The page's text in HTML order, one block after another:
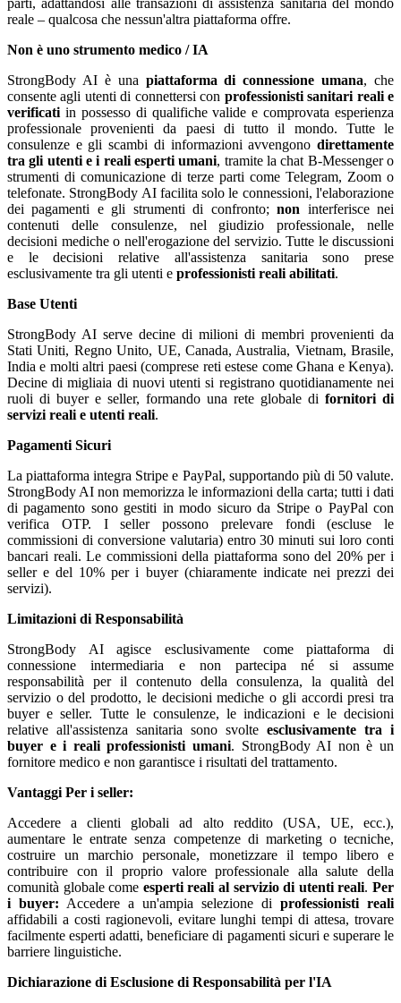
reale – qualcosa che nessun'altra piattaforma offre.
Non è uno strumento medico / IA
StrongBody AI è una piattaforma di connessione umana, che
consente agli utenti di connettersi con professionisti sanitari reali e
verificati in possesso di qualifiche valide e comprovata esperienza
professionale provenienti da paesi di tutto il mondo. Tutte le
consulenze e gli scambi di informazioni avvengono direttamente
tra gli utenti e i reali esperti umani, tramite la chat B-Messenger o
strumenti di comunicazione di terze parti come Telegram, Zoom o
telefonate. StrongBody AI facilita solo le connessioni, l'elaborazione
dei pagamenti e gli strumenti di confronto;non interferisce nei
contenuti delle consulenze, nel giudizio professionale, nelle
decisioni mediche o nell'erogazione del servizio. Tutte le discussioni
e le decisioni relative all'assistenza sanitaria sono prese
esclusivamente tra gli utenti e professionisti reali abilitati.
Base Utenti
StrongBody AI serve decine di milioni di membri provenienti da
Stati Uniti, Regno Unito, UE, Canada, Australia, Vietnam, Brasile,
India e molti altri paesi (comprese reti estese come Ghana e Kenya).
Decine di migliaia di nuovi utenti si registrano quotidianamente nei
ruoli di buyer e seller, formando una rete globale di fornitori di
servizi reali e utenti reali.
Pagamenti Sicuri
La piattaforma integra Stripe e PayPal, supportando più di 50 valute.
StrongBody AI non memorizza le informazioni della carta; tutti i dati
di pagamento sono gestiti in modo sicuro da Stripe o PayPal con
verifica OTP. I seller possono prelevare fondi (escluse le
commissioni di conversione valutaria) entro 30 minuti sui loro conti
bancari reali. Le commissioni della piattaforma sono del 20% per i
seller e del 10% per i buyer (chiaramente indicate nei prezzi dei
servizi).
Limitazioni di Responsabilità
StrongBody AI agisce esclusivamente come piattaforma di
connessione intermediaria e non partecipa né si assume
responsabilità per il contenuto della consulenza, la qualità del
servizio o del prodotto, le decisioni mediche o gli accordi presi tra
buyer e seller. Tutte le consulenze, le indicazioni e le decisioni
relative all'assistenza sanitaria sono svolte esclusivamente tra i
buyer e i reali professionisti umani. StrongBody AI non è un
fornitore medico e non garantisce i risultati del trattamento.
Vantaggi Per i seller:
Accedere a clienti globali ad alto reddito (USA, UE, ecc.),
aumentare le entrate senza competenze di marketing o tecniche,
costruire un marchio personale, monetizzare il tempo libero e
contribuire con il proprio valore professionale alla salute della
comunità globale come esperti reali al servizio di utenti reali.Per
i buyer: Accedere a un'ampia selezione di professionisti reali
affidabili a costi ragionevoli, evitare lunghi tempi di attesa, trovare
facilmente esperti adatti, beneficiare di pagamenti sicuri e superare le
barriere linguistiche.
Dichiarazione di Esclusione di Responsabilità per l'IA